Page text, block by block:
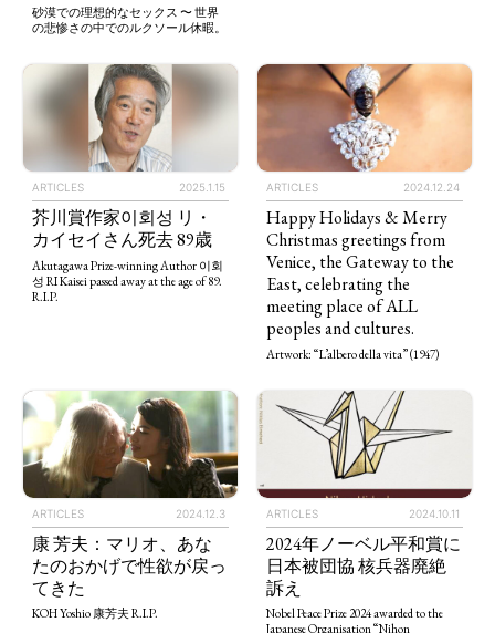
砂漠での理想的なセックス 〜 世界
の悲惨さの中でのルクソール休暇。
ARTICLES 2025.1.15
芥川賞作家이회성 リ・
カイセイさん死去 89歳
Akutagawa Prize-winning Author 이회
성 RI Kaisei passed away at the age of 89.
R.I.P.
ARTICLES 2024.12.24
Happy Holidays & Merry
Christmas greetings from
Venice, the Gateway to the
East, celebrating the
meeting place of ALL
peoples and cultures.
Artwork: “L’albero della vita” (1947)
ARTICLES 2024.12.3
康 芳夫：マリオ、あな
たのおかげで性欲が戻っ
てきた
KOH Yoshio 康芳夫 R.I.P.
ARTICLES 2024.10.11
2024年ノーベル平和賞に
日本被団協 核兵器廃絶
訴え
Nobel Peace Prize 2024 awarded to the
Japanese Organisation “Nihon